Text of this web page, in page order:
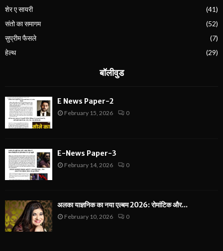
शेर ए सायरी
(41)
संतो का समागम
(52)
सुप्रीम फैसले
(7)
हेल्थ
(29)
बॉलीवुड
E News Paper-2
February 15, 2026 0
E-News Paper-3
February 14, 2026 0
अलका याज्ञनिक का नया एल्बम 2026: रोमांटिक और...
February 10, 2026 0